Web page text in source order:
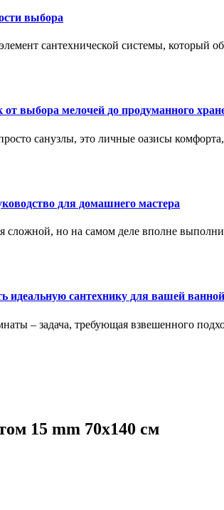
выбора
сантехнической системы, который
выбора мелочей до продуманного
санузлы, это личные оазисы
для домашнего мастера
сложной, но на самом деле вполне
идеальную сантехнику для вашей
– задача, требующая взвешенного
15 mm 70х140 см